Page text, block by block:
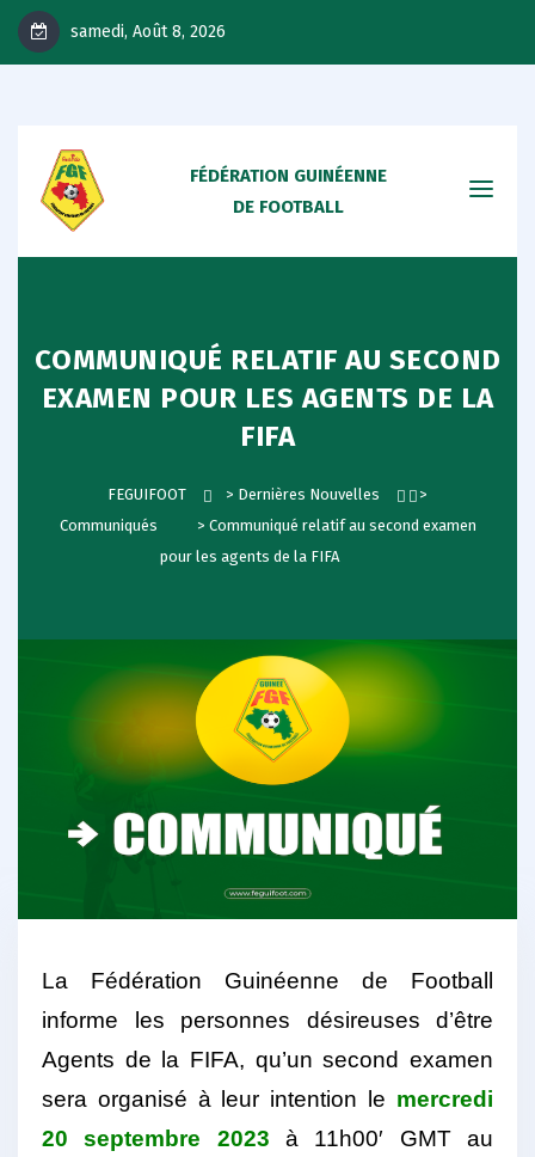
samedi, Août 8, 2026
FÉDÉRATION GUINÉENNE
DE FOOTBALL
COMMUNIQUÉ RELATIF AU SECOND
EXAMEN POUR LES AGENTS DE LA
FIFA
FEGUIFOOT > Dernières Nouvelles
>
Communiqués
> Communiqué relatif au second examen
pour les agents de la FIFA
La Fédération Guinéenne de Football
informe les personnes désireuses d’être
Agents de la FIFA, qu’un second examen
sera organisé à leur intention le mercredi
20 septembre 2023 à 11h00′ GMT au